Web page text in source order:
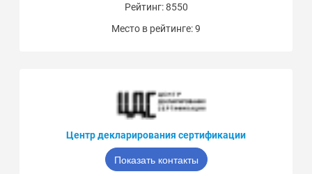
Рейтинг: 8550
Место в рейтинге: 9
Центр декларирования сертификации
Показать контакты